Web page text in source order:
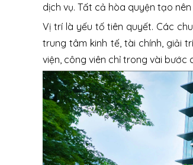
dịch vụ. Tất cả hòa quyện tạo
Vị trí là yếu tố tiên quyết. Các
trung tâm kinh tế, tài chính, giải
viện, công viên chỉ trong vài bước